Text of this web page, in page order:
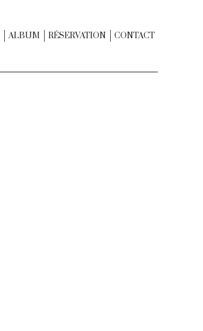
ALBUM RÉSERVATION CONTACT